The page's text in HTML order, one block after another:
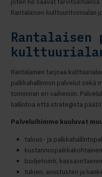
Rantalaisen kulttuuritoimialan
Rantalaisen
Rantalainen tarjoaa
palkkahallinnon palvelut sekä
toiminnan eri vaiheisiin.
hallintoa että strategista
Palveluihimme kuuluvat
talous- ja
budjetointi,
tukien, avustusten ja